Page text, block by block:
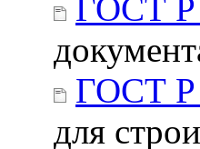
ГОСТ Р
ГОСТ Р
для